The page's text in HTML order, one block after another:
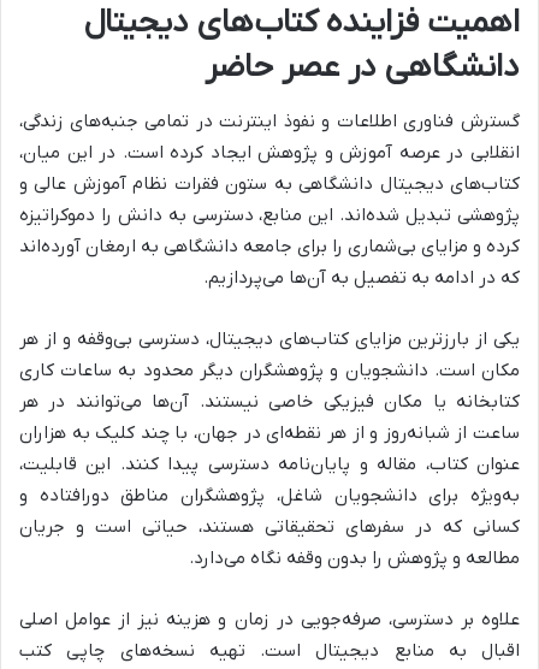
اهمیت فزاینده کتاب‌های دیجیتال
دانشگاهی در عصر حاضر
گسترش فناوری اطلاعات و نفوذ اینترنت در تمامی جنبه‌های زندگی،
انقلابی در عرصه آموزش و پژوهش ایجاد کرده است. در این میان،
کتاب‌های دیجیتال دانشگاهی به ستون فقرات نظام آموزش عالی و
پژوهشی تبدیل شده‌اند. این منابع، دسترسی به دانش را دموکراتیزه
کرده و مزایای بی‌شماری را برای جامعه دانشگاهی به ارمغان آورده‌اند
که در ادامه به تفصیل به آن‌ها می‌پردازیم.
یکی از بارزترین مزایای کتاب‌های دیجیتال، دسترسی بی‌وقفه و از هر
مکان است. دانشجویان و پژوهشگران دیگر محدود به ساعات کاری
کتابخانه یا مکان فیزیکی خاصی نیستند. آن‌ها می‌توانند در هر
ساعت از شبانه‌روز و از هر نقطه‌ای در جهان، با چند کلیک به هزاران
عنوان کتاب، مقاله و پایان‌نامه دسترسی پیدا کنند. این قابلیت،
به‌ویژه برای دانشجویان شاغل، پژوهشگران مناطق دورافتاده و
کسانی که در سفرهای تحقیقاتی هستند، حیاتی است و جریان
مطالعه و پژوهش را بدون وقفه نگاه می‌دارد.
علاوه بر دسترسی، صرفه‌جویی در زمان و هزینه نیز از عوامل اصلی
اقبال به منابع دیجیتال است. تهیه نسخه‌های چاپی کتب